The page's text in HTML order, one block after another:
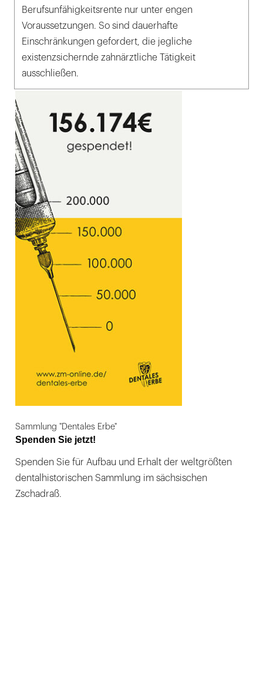
Berufsunfähigkeitsrente nur unter engen
Voraussetzungen. So sind dauerhafte
Einschränkungen gefordert, die jegliche
existenzsichernde zahnärztliche Tätigkeit
ausschließen.
Sammlung "Dentales Erbe"
Spenden Sie jetzt!
Spenden Sie für Aufbau und Erhalt der weltgrößten
dentalhistorischen Sammlung im sächsischen
Zschadraß.